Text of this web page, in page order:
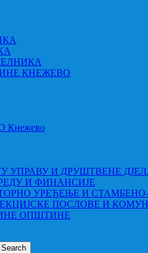
КНЕЖЕВО
Кнежево
УПРАВУ И ДРУШТВЕНЕ
И ФИНАНСИЈЕ
УРЕЂЕЊЕ И
ПОСЛОВЕ И
ОПШТИНЕ
Search